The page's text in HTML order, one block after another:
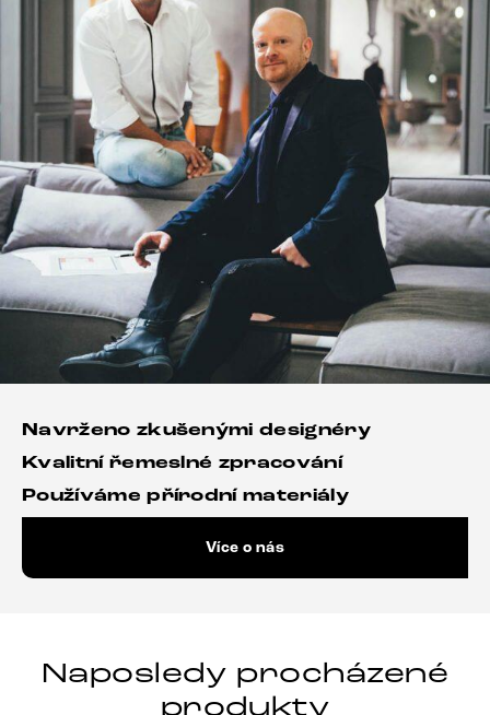
Navrženo zkušenými designéry
Kvalitní řemeslné zpracování
Používáme přírodní materiály
Více o nás
Naposledy procházené
produkty